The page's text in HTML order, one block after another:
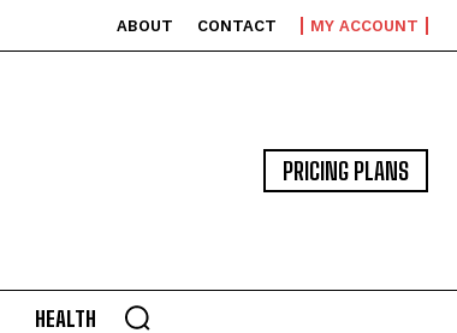
ABOUT CONTACT MY ACCOUNT
PRICING PLANS
HEALTH